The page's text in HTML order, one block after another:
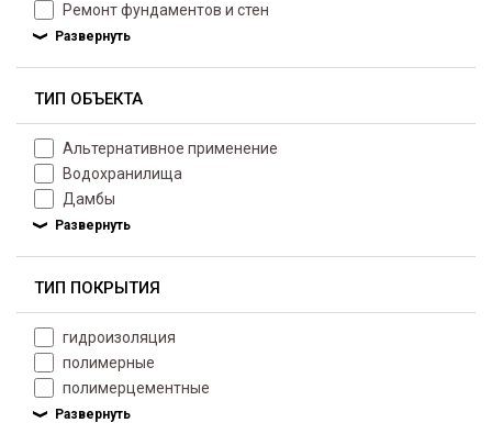
Ремонт фундаментов и стен
ТИП ОБЪЕКТА
Альтернативное применение
Водохранилища
Дамбы
ТИП ПОКРЫТИЯ
гидроизоляция
полимерные
полимерцементные